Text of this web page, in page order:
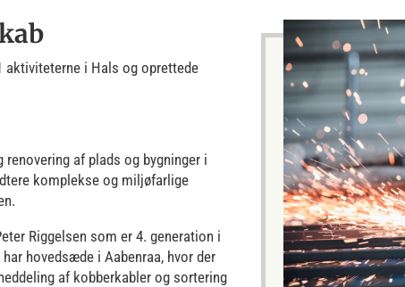
aktiviteterne i Hals og oprettede
renovering af plads og bygninger i
komplekse og miljøfarlige
Riggelsen som er 4. generation i
hovedsæde i Aabenraa, hvor der
af kobberkabler og sortering